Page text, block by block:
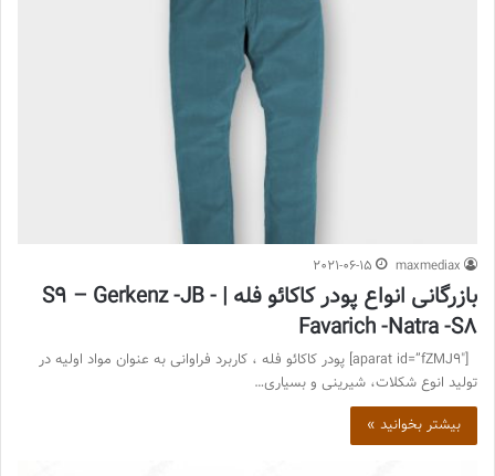
maxmediax
2021-06-15
بازرگانی انواع پودر کاکائو فله | S9 – Gerkenz -JB -
Favarich -Natra -S8
[aparat id=”fZMJ9″] پودر کاکائو فله ، کاربرد فراوانی به عنوان مواد اولیه در
تولید انوع شکلات، شیرینی و بسیاری…
بیشتر بخوانید »